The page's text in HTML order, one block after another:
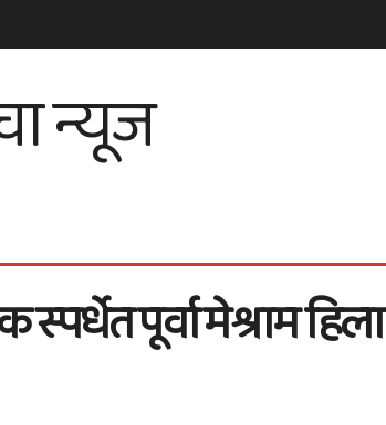
स्पर्धेत पूर्वा मेश्राम हिला